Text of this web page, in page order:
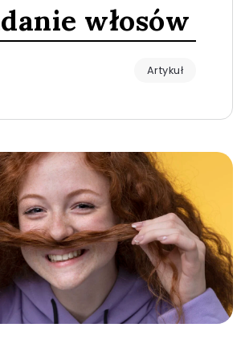
włosów
Artykuł